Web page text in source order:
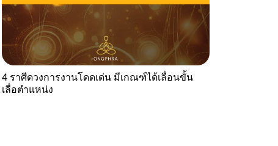
4 ราศีดวงการงานโดดเด่น มีเกณฑ์ได้เลื่อนขั้น
เลื่อตำแหน่ง